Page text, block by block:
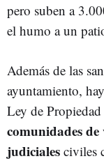
pero suben a
el humo a un
Además de las
ayuntamiento,
Ley de
comunidades de
judiciales civiles